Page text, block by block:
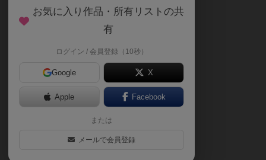
199名 1名 0 11ヶ月前
☆推奨最低人数：2人
☆インスト難易度：7/10
☆リプレイ性：8/10
☆やり込み必須度：7/10
お気に入り作品・所有リストの共
有
ログイン / 会員登録（10秒）
Google X
Apple Facebook
または
メールで会員登録